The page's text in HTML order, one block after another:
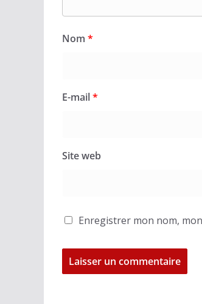
Nom *
E-mail*
Site web
Enregistrer mon nom,